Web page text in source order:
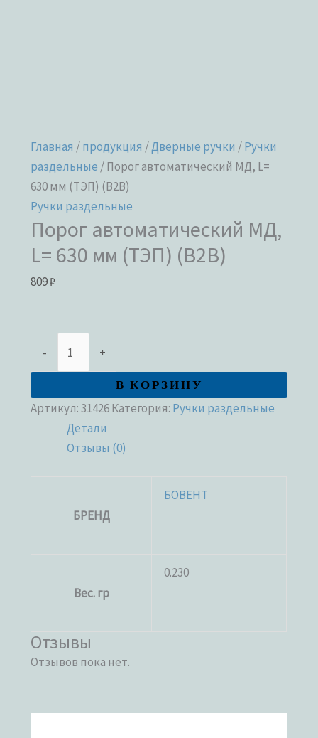
Главная /продукция /Дверные ручки /Ручки
раздельные / Порог автоматический МД, L=
630 мм (ТЭП) (B2B)
Ручки раздельные
Порог автоматический МД,
L= 630 мм (ТЭП) (B2B)
809₽
- +
В КОРЗИНУ
Артикул:31426Категория: Ручки раздельные
Детали
Отзывы (0)
БРЕНД
БОВЕНТ
Вес. гр
0.230
Отзывы
Отзывов пока нет.